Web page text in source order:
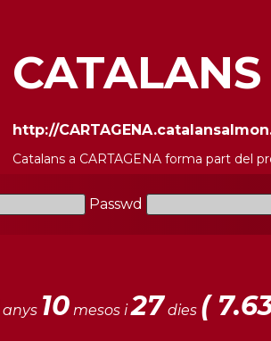
http://
Catalans a CARTAGENA forma part del
Passwd
anys 10 mesos i27 dies (